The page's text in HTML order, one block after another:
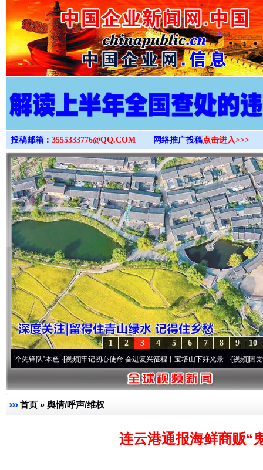
>
投稿邮箱： 3555333776@QQ.COM 网络推广投稿点击进入>>>
10
9
8
7
6
5
4
3
2
1
”本色·[视频]牢记初心使命 奋进复兴征程丨宝塔山下好光景..·[视频]因党而生 为党
首页 » 舆情/呼声/维权
连云港通报海鲜商贩“